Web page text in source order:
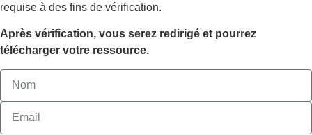
requise à des fins de vérification.
Après vérification, vous serez redirigé et pourrez
télécharger votre ressource.